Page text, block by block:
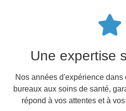
Une expertise
Nos années d'expérience dans
bureaux aux soins de santé,
répond à vos attentes et à